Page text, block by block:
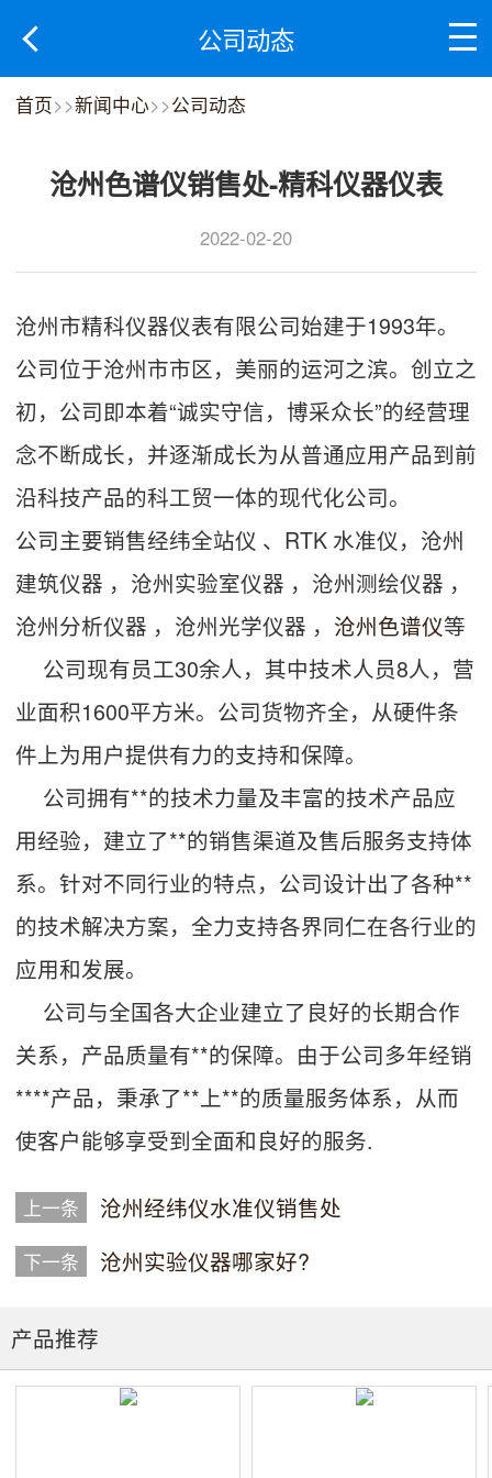
公司动态
首页>>新闻中心>>公司动态
沧州色谱仪销售处-精科仪器仪表
2022-02-20
沧州市精科仪器仪表有限公司始建于1993年。
公司位于沧州市市区，美丽的运河之滨。创立之
初，公司即本着“诚实守信，博采众长”的经营理
念不断成长，并逐渐成长为从普通应用产品到前
沿科技产品的科工贸一体的现代化公司。
公司主要销售经纬全站仪 、RTK 水准仪，沧州
建筑仪器 ，沧州实验室仪器 ，沧州测绘仪器 ，
沧州分析仪器 ，沧州光学仪器 ， 沧州色谱仪等
公司现有员工30余人，其中技术人员8人，营
业面积1600平方米。公司货物齐全，从硬件条
件上为用户提供有力的支持和保障。
公司拥有**的技术力量及丰富的技术产品应
用经验，建立了**的销售渠道及售后服务支持体
系。针对不同行业的特点，公司设计出了各种**
的技术解决方案，全力支持各界同仁在各行业的
应用和发展。
公司与全国各大企业建立了良好的长期合作
关系，产品质量有**的保障。由于公司多年经销
****产品，秉承了**上**的质量服务体系，从而
使客户能够享受到全面和良好的服务.
上一条 沧州经纬仪水准仪销售处
下一条 沧州实验仪器哪家好?
产品推荐